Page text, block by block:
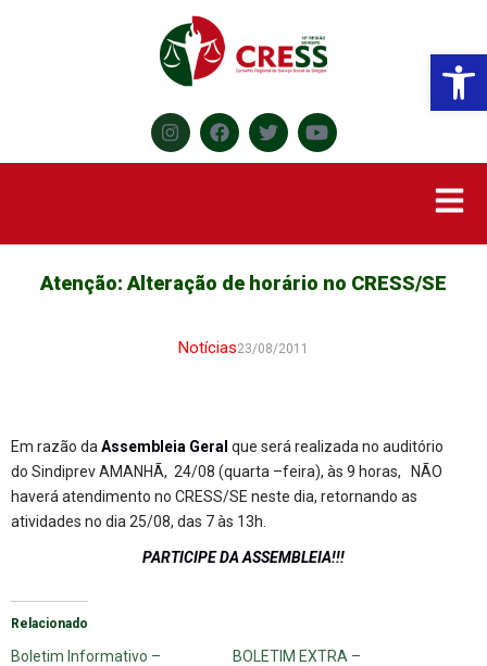
Atenção: Alteração de horário no CRESS/SE
Notícias23/08/2011
Em razão da Assembleia Geral que será realizada no auditório
do Sindiprev AMANHÃ, 24/08 (quarta –feira), às 9 horas, NÃO
haverá atendimento no CRESS/SE neste dia, retornando as
atividades no dia 25/08, das 7 às 13h.
PARTICIPE DA ASSEMBLEIA!!!
Relacionado
Boletim Informativo –
BOLETIM EXTRA –